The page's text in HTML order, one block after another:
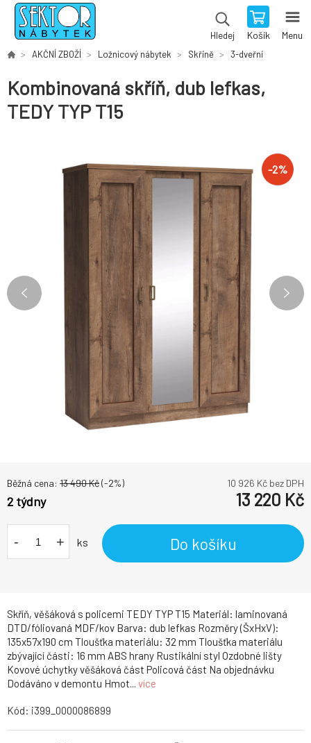
Hledej Košík Menu
AKČNÍ ZBOŽÍ Ložnicový nábytek Skříně 3-dveřní
Kombinovaná skříň, dub lefkas,
TEDY TYP T15
-2%
Skříň, věšáková s policemi TEDY TYP T15 Materiál: laminovaná
DTD/fóliovaná MDF/kov Barva: dub lefkas Rozměry (ŠxHxV):
135x57x190 cm Tloušťka materiálu: 32 mm Tloušťka materiálu
zbývající části: 16 mm ABS hrany Rustikální styl Ozdobné lišty
Kovové úchytky věšáková část Policová část Na objednávku
Dodáváno v demontu Hmot... více
Běžná cena: 13 490Kč(-2%) 10 926 Kč bez DPH
2 týdny 13 220 Kč
- + ks Do košíku
Kód: i399_0000086899